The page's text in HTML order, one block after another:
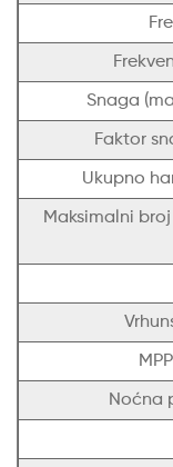
Snaga
Faktor
Ukupno
Maksimalni
Noćna